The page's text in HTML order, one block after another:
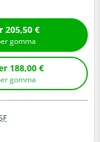
montaggio per 205,50 €
gomma
senza montaggio per 188,00 €
gomma